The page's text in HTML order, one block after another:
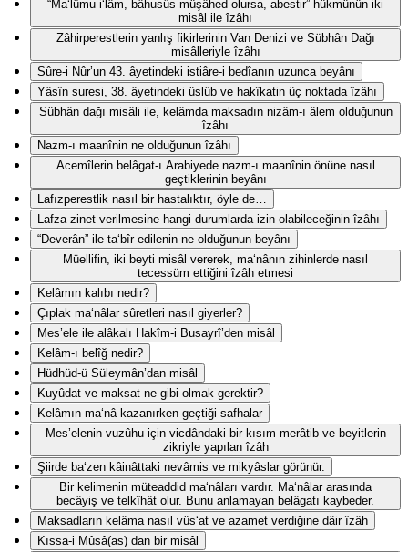
“Ma‘lûmu i‘lâm, bâhusûs müşâhed olursa, abestir” hükmünün iki
misâl ile îzâhı
Zâhirperestlerin yanlış fikirlerinin Van Denizi ve Sübhân Dağı
misâlleriyle îzâhı
Sûre-i Nûr’un 43. âyetindeki istiâre-i bedîanın uzunca beyânı
Yâsîn suresi, 38. âyetindeki üslûb ve hakîkatin üç noktada îzâhı
Sübhân dağı misâli ile, kelâmda maksadın nizâm-ı âlem olduğunun
îzâhı
Nazm-ı maanînin ne olduğunun îzâhı
Acemîlerin belâgat-ı Arabiyede nazm-ı maanînin önüne nasıl
geçtiklerinin beyânı
Lafızperestlik nasıl bir hastalıktır, öyle de…
Lafza zinet verilmesine hangi durumlarda izin olabileceğinin îzâhı
“Deverân” ile ta‘bîr edilenin ne olduğunun beyânı
Müellifin, iki beyti misâl vererek, ma‘nânın zihinlerde nasıl
tecessüm ettiğini îzâh etmesi
Kelâmın kalıbı nedir?
Çıplak ma‘nâlar sûretleri nasıl giyerler?
Mes’ele ile alâkalı Hakîm-i Busayrî’den misâl
Kelâm-ı belîğ nedir?
Hüdhüd-ü Süleymân’dan misâl
Kuyûdat ve maksat ne gibi olmak gerektir?
Kelâmın ma‘nâ kazanırken geçtiği safhalar
Mes’elenin vuzûhu için vicdândaki bir kısım merâtib ve beyitlerin
zikriyle yapılan îzâh
Şiirde ba‘zen kâinâttaki nevâmis ve mikyâslar görünür.
Bir kelimenin müteaddid ma‘nâları vardır. Ma‘nâlar arasında
becâyiş ve telkîhât olur. Bunu anlamayan belâgatı kaybeder.
Maksadların kelâma nasıl vüs‘at ve azamet verdiğine dâir îzâh
Kıssa-i Mûsâ(as) dan bir misâl